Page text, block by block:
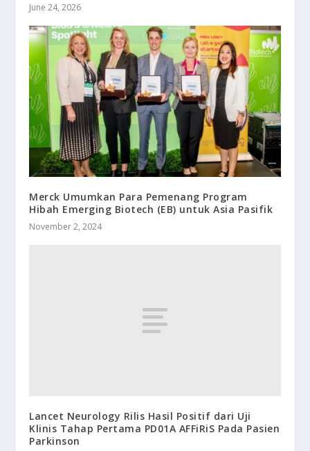
June 24, 2026
Merck Umumkan Para Pemenang Program
Hibah Emerging Biotech (EB) untuk Asia Pasifik
November 2, 2024
Lancet Neurology Rilis Hasil Positif dari Uji
Klinis Tahap Pertama PD01A AFFiRiS Pada Pasien
Parkinson